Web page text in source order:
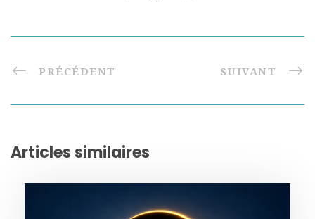
PRÉCÉDENT SUIVANT
Articles similaires